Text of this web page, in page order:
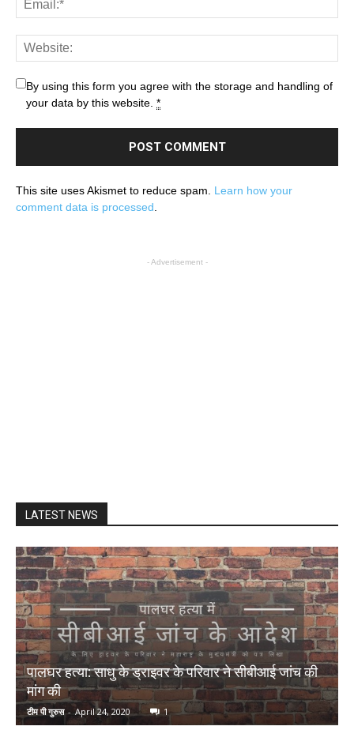
By using this form you agree with the storage and handling of
your data by this website. *
This site uses Akismet to reduce spam. Learn how your
comment data is processed
- Advertisement -
LATEST NEWS
पालघर हत्या: साधु के ड्राइवर के परिवार ने सीबीआई जांच की
मांग की
टीम पी गुरुस - April 24, 2020 1